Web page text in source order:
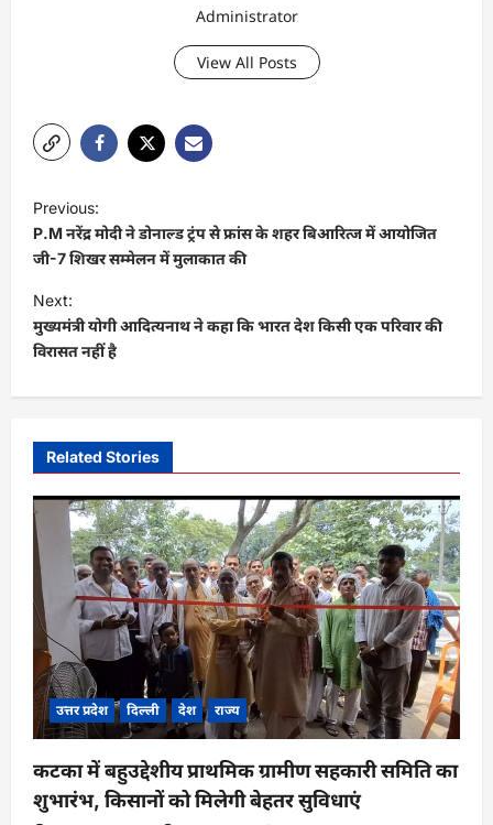
Administrator
View All Posts
o
s
t
n
a
v
g
a
t
o
n
Previous:
P.M नरेंद्र मोदी ने डोनाल्ड ट्रंप से फ्रांस के शहर बिआरित्ज में आयोजित
जी-7 शिखर सम्मेलन में मुलाकात की
Next:
मुख्यमंत्री योगी आदित्यनाथ ने कहा कि भारत देश किसी एक परिवार की
विरासत नहीं है
Related Stories
उत्तर प्रदेश दिल्ली देश राज्य
कटका में बहुउद्देशीय प्राथमिक ग्रामीण सहकारी समिति का
शुभारंभ, किसानों को मिलेगी बेहतर सुविधाएं